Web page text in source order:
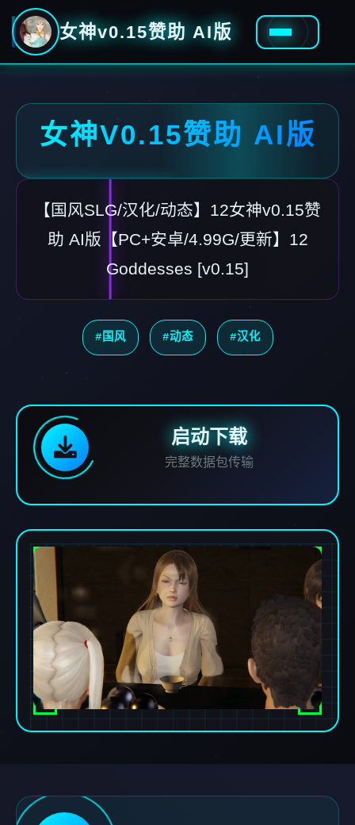
女神v0.15赞助 AI版
女神V0.15赞助 AI版
【国风SLG/汉化/动态】12女神v0.15赞
助 AI版【PC+安卓/4.99G/更新】12
Goddesses [v0.15]
#国风 #动态 #汉化
启动下载
完整数据包传输